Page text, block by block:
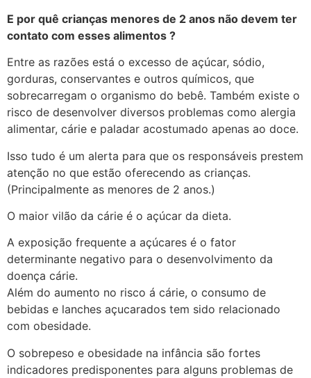
E por quê crianças menores de 2 anos não devem ter
contato com esses alimentos ?
Entre as razões está o excesso de açúcar, sódio,
gorduras, conservantes e outros químicos, que
sobrecarregam o organismo do bebê. Também existe o
risco de desenvolver diversos problemas como alergia
alimentar, cárie e paladar acostumado apenas ao doce.
Isso tudo é um alerta para que os responsáveis prestem
atenção no que estão oferecendo as crianças.
(Principalmente as menores de 2 anos.)
O maior vilão da cárie é o açúcar da dieta.
A exposição frequente a açúcares é o fator
determinante negativo para o desenvolvimento da
doença cárie.
Além do aumento no risco á cárie, o consumo de
bebidas e lanches açucarados tem sido relacionado
com obesidade.
O sobrepeso e obesidade na infância são fortes
indicadores predisponentes para alguns problemas de